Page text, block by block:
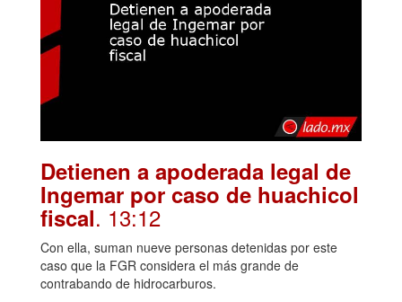
Detienen a apoderada legal de
Ingemar por caso de huachicol
fiscal. 13:12
Con ella, suman nueve personas detenidas por este
caso que la FGR considera el más grande de
contrabando de hidrocarburos.